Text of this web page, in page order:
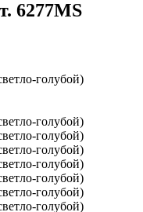
6277MS